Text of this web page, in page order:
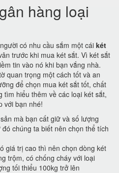
hàng loại
có nhu cầu sắm một cái két
trước khi mua két sắt. Vì két sắt
tin vào nó khi bạn vắng nhà.
quan trọng một cách tốt và an
để chọn mua két sắt tốt, chất
tìm hiểu thêm về các loại két sắt,
với bạn nhé!
mà bạn cất giữ và số lượng
chúng ta biết nên chọn thể tích
giá trị cao thì nên chọn dòng két
trộm, có chống cháy với loại
tối thiểu 100kg trở lên